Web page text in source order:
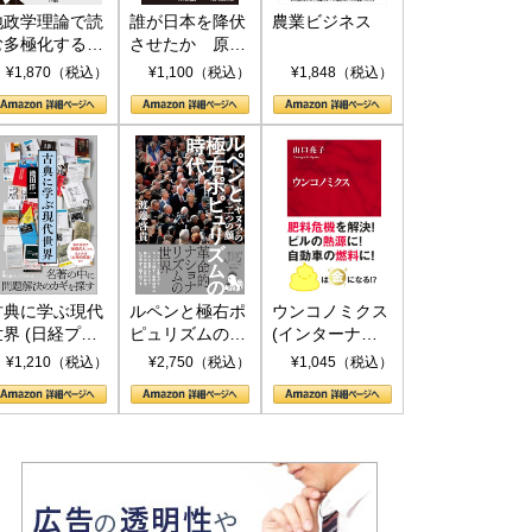
政学理論で読
多極化する世
トランプと
¥1,870（税込）
誰が日本を降伏
させたか 原爆
投下、ソ連参
(PHP新書)
¥1,100（税込）
農業ビジネス
¥1,848（税込）
典に学ぶ現代
界 (日経プレ
アシリーズ)
¥1,210（税込）
ルペンと極右ポ
ピュリズムの時
代：〈ヤヌス〉
¥2,750（税込）
ウンコノミクス
(インターナシ
ョナル新書)
¥1,045（税込）